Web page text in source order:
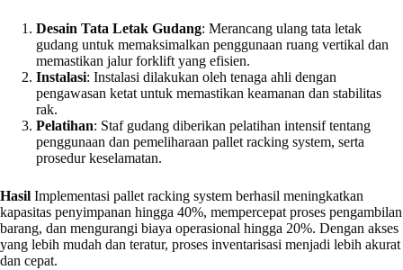
Desain Tata Letak Gudang: Merancang ulang tata letak
gudang untuk memaksimalkan penggunaan ruang vertikal dan
memastikan jalur forklift yang efisien.
Instalasi: Instalasi dilakukan oleh tenaga ahli dengan
pengawasan ketat untuk memastikan keamanan dan stabilitas
rak.
Pelatihan: Staf gudang diberikan pelatihan intensif tentang
penggunaan dan pemeliharaan pallet racking system, serta
prosedur keselamatan.
Hasil Implementasi pallet racking system berhasil meningkatkan
kapasitas penyimpanan hingga 40%, mempercepat proses pengambilan
barang, dan mengurangi biaya operasional hingga 20%. Dengan akses
yang lebih mudah dan teratur, proses inventarisasi menjadi lebih akurat
dan cepat.